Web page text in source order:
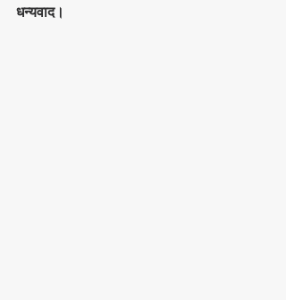
धन्यवाद।